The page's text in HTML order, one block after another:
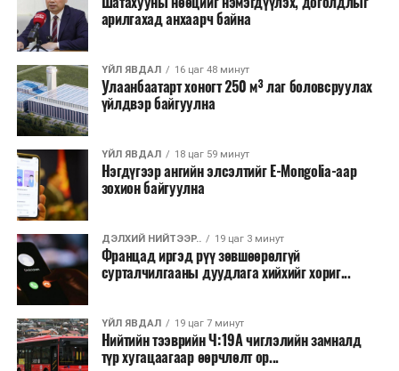
Лаг хатаах, шатаах технологи нь бохир ус цэвэрлэх
байгууламжаас гардаг лагийг байгаль орчинд аюулгүй
аргаар боловсруулж, эзлэхүүнийг эрс бууруулах
зориулалттай. Лагийг өндөр температурт шатааснаар
эзлэхүүн нь 90 хүртэл хувиар буурч, бактери, вирус
болон бусад өвчин үүсгэгч бичил биетнийг устгах
боломжтой.
Түүнчлэн шаталтын явцад үүсэх дулааныг цахилгаан
болон дулааны эрчим хүч үйлдвэрлэхэд ашиглаж
болдог. Зарим технологийн хувьд шаталтын дараа
үлдэх үнснээс фосфор зэрэг ашигт эрдсийг сэргээн
авах боломжтой аж.
Япон, Герман, Швейцар, Нидерланд, Өмнөд Солонгос
зэрэг улс лаг хатаах, шатаах технологийг ашиглаж
байна. Тухайлбал, Германд лаг шатаах үйлдвэрээс
арилгахад анхаарч байна
ҮЙЛ ЯВДАЛ 16 цаг 48 минут
Улаанбаатарт хоногт 250 м³ лаг боловсруулах
үйлдвэр байгуулна
ҮЙЛ ЯВДАЛ 18 цаг 59 минут
Нэгдүгээр ангийн элсэлтийг E-Mongolia-аар
зохион байгуулна
ДЭЛХИЙ НИЙТЭЭР.. 19 цаг 3 минут
Францад иргэд рүү зөвшөөрөлгүй
сурталчилгааны дуудлага хийхийг хориг...
ҮЙЛ ЯВДАЛ 19 цаг 7 минут
Нийтийн тээврийн Ч:19А чиглэлийн замналд
түр хугацаагаар өөрчлөлт ор...